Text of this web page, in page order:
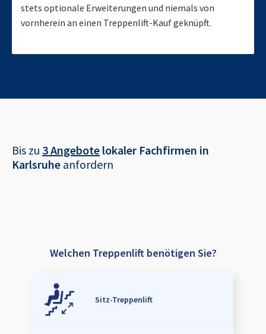
stets optionale Erweiterungen und niemals von
vornherein an einen Treppenlift-Kauf geknüpft.
Bis zu 3 Angebote lokaler Fachfirmen in
Karlsruhe anfordern
Welchen Treppenlift benötigen Sie?
Sitz-Treppenlift